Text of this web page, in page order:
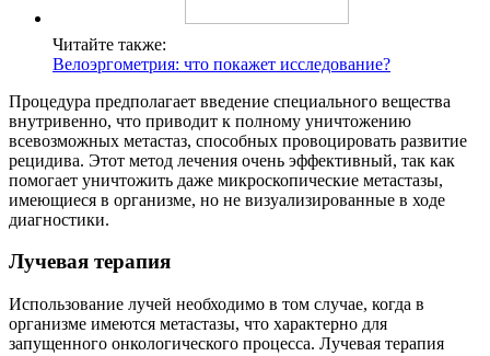
Читайте также:
Велоэргометрия: что покажет исследование?
Процедура предполагает введение специального вещества
внутривенно, что приводит к полному уничтожению
всевозможных метастаз, способных провоцировать развитие
рецидива. Этот метод лечения очень эффективный, так как
помогает уничтожить даже микроскопические метастазы,
имеющиеся в организме, но не визуализированные в ходе
диагностики.
Лучевая терапия
Использование лучей необходимо в том случае, когда в
организме имеются метастазы, что характерно для
запущенного онкологического процесса. Лучевая терапия